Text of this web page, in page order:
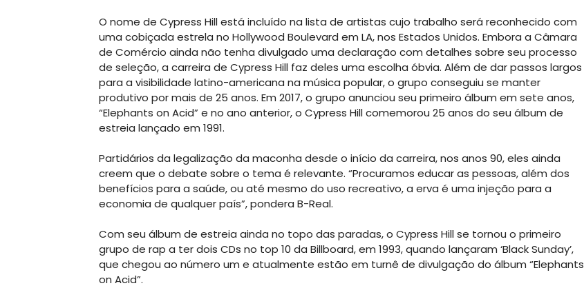
O nome de Cypress Hill está incluído na lista de artistas cujo trabalho será reconhecido com
uma cobiçada estrela no Hollywood Boulevard em LA, nos Estados Unidos. Embora a Câmara
de Comércio ainda não tenha divulgado uma declaração com detalhes sobre seu processo
de seleção, a carreira de Cypress Hill faz deles uma escolha óbvia. Além de dar passos largos
para a visibilidade latino-americana na música popular, o grupo conseguiu se manter
produtivo por mais de 25 anos. Em 2017, o grupo anunciou seu primeiro álbum em sete anos,
“Elephants on Acid” e no ano anterior, o Cypress Hill comemorou 25 anos do seu álbum de
estreia lançado em 1991.
Partidários da legalização da maconha desde o início da carreira, nos anos 90, eles ainda
creem que o debate sobre o tema é relevante. “Procuramos educar as pessoas, além dos
benefícios para a saúde, ou até mesmo do uso recreativo, a erva é uma injeção para a
economia de qualquer país”, pondera B-Real.
Com seu álbum de estreia ainda no topo das paradas, o Cypress Hill se tornou o primeiro
grupo de rap a ter dois CDs no top 10 da Billboard, em 1993, quando lançaram ‘Black Sunday’,
que chegou ao número um e atualmente estão em turnê de divulgação do álbum “Elephants
on Acid”.